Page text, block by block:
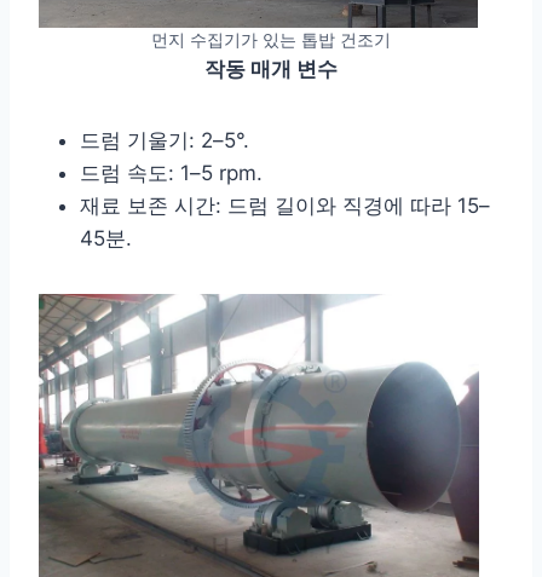
먼지 수집기가 있는 톱밥 건조기
작동 매개 변수
드럼 기울기: 2–5°.
드럼 속도: 1–5 rpm.
재료 보존 시간: 드럼 길이와 직경에 따라 15–
45분.